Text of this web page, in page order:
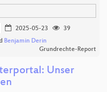
2025-05-23
39
Benjamin Derin
Grundrechte-Report
Unser